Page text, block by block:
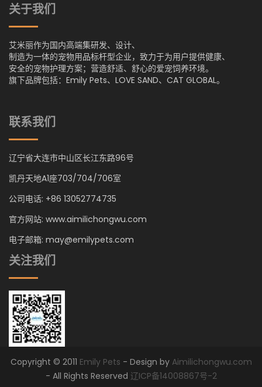
关于我们
艾米丽作为国内高端集研发、设计、
制造为一体的宠物用品标杆型企业，致力于为用户提供健康、
安全的宠物护理方案；营造舒适、舒心的爱宠饲养环境。
旗下品牌包括：Emily Pets、LOVE SAND、CAT GLOBAL。
联系我们
辽宁省大连市中山区长江东路96号
凯丹天地A1座703/704/706室
公司电话: +86 13052774735
官方网站: www.aimilichongwu.com
电子邮箱: may@emilypets.com
关注我们
Copyright © 2011 Emily Pets - Design by Aimilichongwu.com
- All Rights Reserved 辽ICP备14008867号-2